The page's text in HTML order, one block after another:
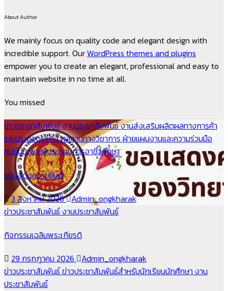
About Author
We mainly focus on quality code and elegant design with
incredible support. OurWordPress themes and plugins
empower you to create an elegant, professional and easy to
maintain website in no time at all.
You missed
ข่าวประชาสัมพันธ์งานประชาสัมพันธ์งานส่งเสริมผลิตผลทางการค้า
และประกอบธุรกิจผลงานทางวิชาการ ฝ่ายแผนงานและความร่วมมือ
ศูนย์บ่มเพาะผู้ประกอบการอาชีวศึกษา
ขอแสดงความยินดี
3 สิงหาคม 2026 Admin_ongkharak
ข่าวประชาสัมพันธ์งานประชาสัมพันธ์
กิจกรรมเฉลิมพระเกียรติ
29 กรกฎาคม 2026
Admin_ongkharak
ข่าวประชาสัมพันธ์ข่าวประชาสัมพันธ์สำหรับนักเรียนนักศึกษา งาน
ประชาสัมพันธ์